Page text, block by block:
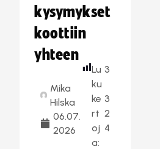
kysymykset
koottiin
yhteen
Mika
Hilska
06.07.
2026
Lu
ku
ke
rt
oj
a:
3
3
2
4